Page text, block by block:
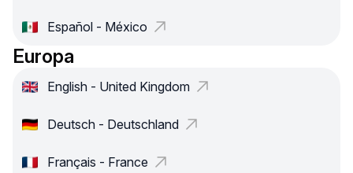
Español - México
Europa
English - United Kingdom
Deutsch - Deutschland
Français - France